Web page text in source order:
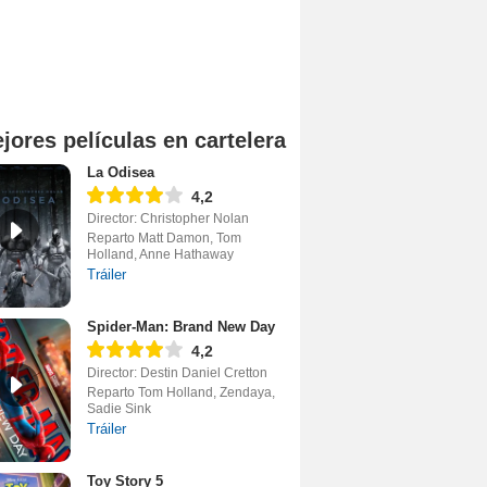
películas en cartelera
La Odisea
4,2
Director: Christopher Nolan
Reparto Matt Damon, Tom
Holland, Anne Hathaway
Tráiler
Spider-Man: Brand New Day
4,2
Director: Destin Daniel Cretton
Reparto Tom Holland, Zendaya,
Sadie Sink
Tráiler
Toy Story 5